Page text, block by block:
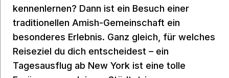
kennenlernen? Dann ist ein Besuch einer
traditionellen Amish-Gemeinschaft ein
besonderes Erlebnis. Ganz gleich, für welches
Reiseziel du dich entscheidest – ein
Tagesausflug ab New York ist eine tolle